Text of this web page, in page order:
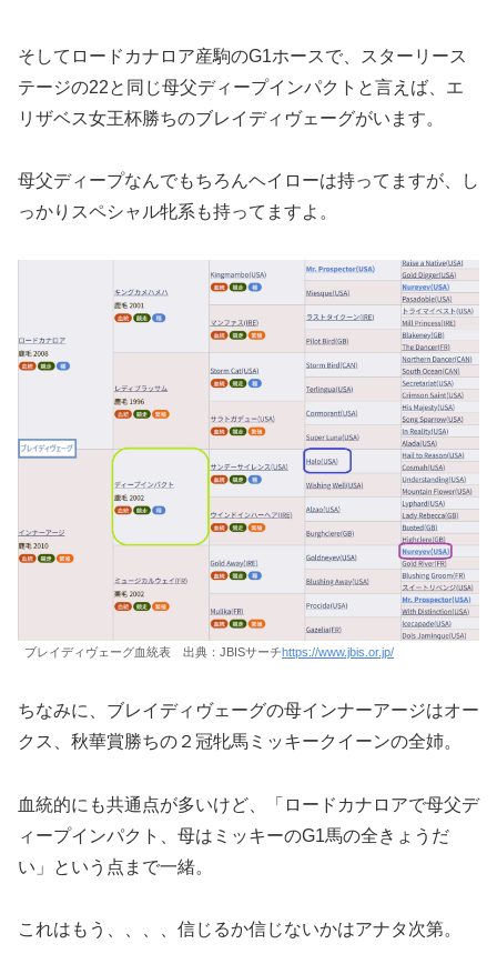
そしてロードカナロア産駒のG1ホースで、スターリース
テージの22と同じ母父ディープインパクトと言えば、エ
リザベス女王杯勝ちのブレイディヴェーグがいます。
母父ディープなんでもちろんヘイローは持ってますが、し
っかりスペシャル牝系も持ってますよ。
ブレイディヴェーグ血統表 出典：JBISサーチhttps://www.jbis.or.jp/
ちなみに、ブレイディヴェーグの母インナーアージはオー
クス、秋華賞勝ちの２冠牝馬ミッキークイーンの全姉。
血統的にも共通点が多いけど、「ロードカナロアで母父デ
ィープインパクト、母はミッキーのG1馬の全きょうだ
い」という点まで一緒。
これはもう、、、、信じるか信じないかはアナタ次第。